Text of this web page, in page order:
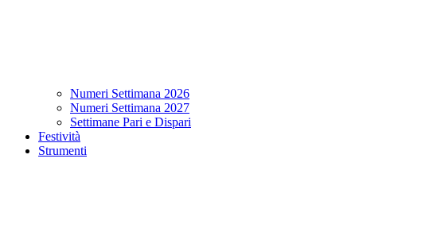
Numeri Settimana 2026
Numeri Settimana 2027
Settimane Pari e Dispari
Festività
Strumenti